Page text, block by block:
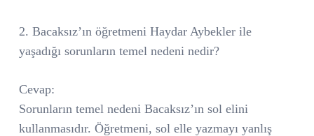
2. Bacaksız’ın öğretmeni Haydar Aybekler ile
yaşadığı sorunların temel nedeni nedir?
Cevap:
Sorunların temel nedeni Bacaksız’ın sol elini
kullanmasıdır. Öğretmeni, sol elle yazmayı yanlış